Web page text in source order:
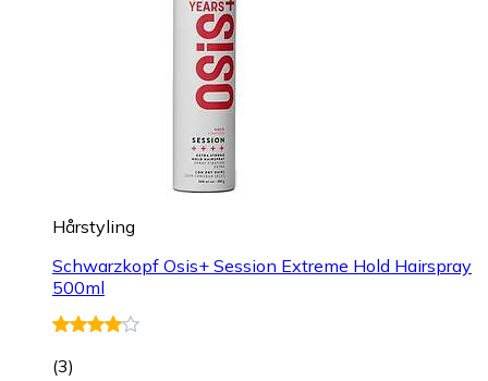
Hårstyling
Schwarzkopf Osis+ Session Extreme Hold Hairspray
500ml
(3)